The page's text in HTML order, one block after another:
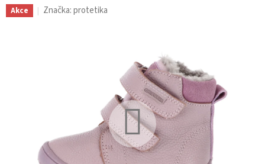
Akce Značka:protetika